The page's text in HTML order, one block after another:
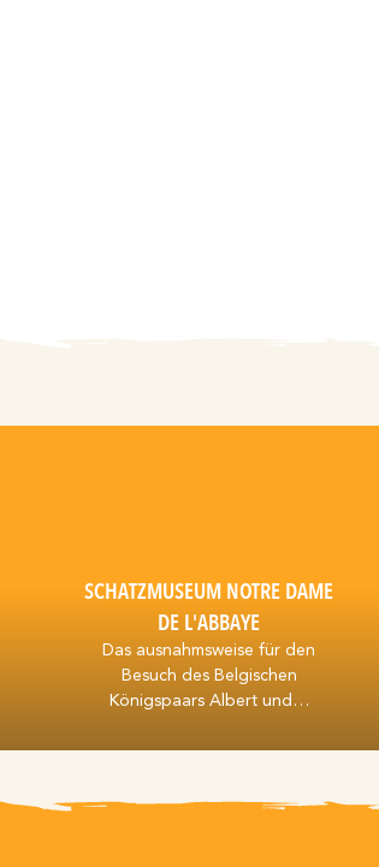
SCHATZMUSEUM NOTRE DAME
DE L'ABBAYE
Das ausnahmsweise für den
Besuch des Belgischen
Königspaars Albert und…